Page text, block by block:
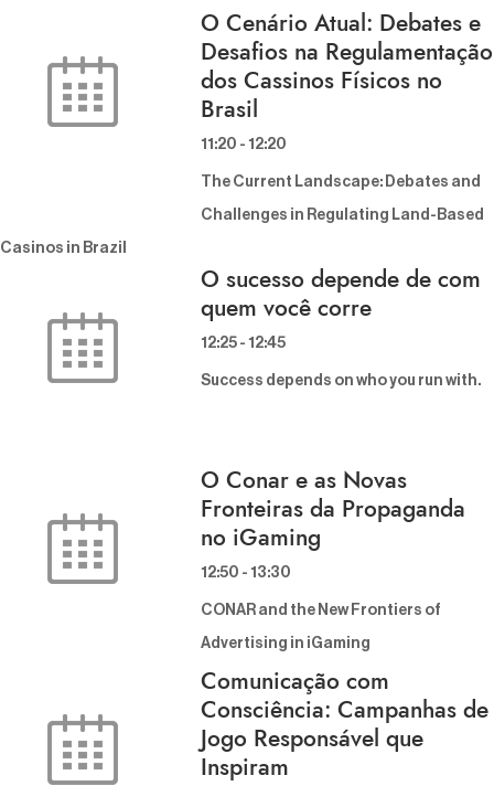
O Cenário Atual: Debates e
Desafios na Regulamentação
dos Cassinos Físicos no
Brasil
11:20 - 12:20
The Current Landscape: Debates and
Challenges in Regulating Land-Based
Casinos in Brazil
O sucesso depende de com
quem você corre
12:25 - 12:45
Success depends on who you run with.
O Conar e as Novas
Fronteiras da Propaganda
no iGaming
12:50 - 13:30
CONAR and the New Frontiers of
Advertising in iGaming
Comunicação com
Consciência: Campanhas de
Jogo Responsável que
Inspiram